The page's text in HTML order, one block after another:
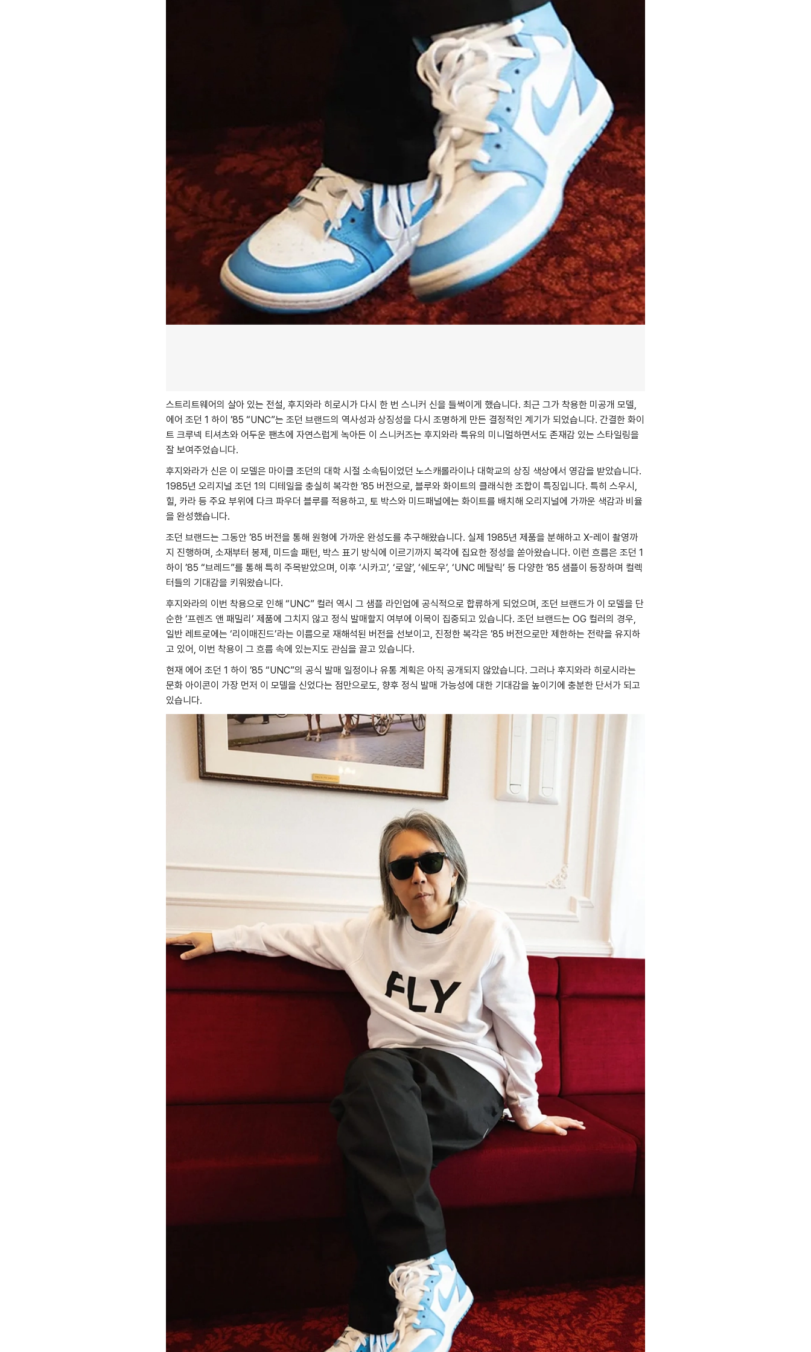
스트리트웨어의 살아 있는 전설, 후지와라 히로시가 다시 한 번 스니커 신을 들썩이게 했습니다. 최근 그가 착용한 미공개 모델,
에어 조던 1 하이 ’85 “UNC”는 조던 브랜드의 역사성과 상징성을 다시 조명하게 만든 결정적인 계기가 되었습니다. 간결한 화이
트 크루넥 티셔츠와 어두운 팬츠에 자연스럽게 녹아든 이 스니커즈는 후지와라 특유의 미니멀하면서도 존재감 있는 스타일링을
잘 보여주었습니다.
후지와라가 신은 이 모델은 마이클 조던의 대학 시절 소속팀이었던 노스캐롤라이나 대학교의 상징 색상에서 영감을 받았습니다.
1985년 오리지널 조던 1의 디테일을 충실히 복각한 ’85 버전으로, 블루와 화이트의 클래식한 조합이 특징입니다. 특히 스우시,
힐, 카라 등 주요 부위에 다크 파우더 블루를 적용하고, 토 박스와 미드패널에는 화이트를 배치해 오리지널에 가까운 색감과 비율
을 완성했습니다.
조던 브랜드는 그동안 ’85 버전을 통해 원형에 가까운 완성도를 추구해왔습니다. 실제 1985년 제품을 분해하고 X-레이 촬영까
지 진행하며, 소재부터 봉제, 미드솔 패턴, 박스 표기 방식에 이르기까지 복각에 집요한 정성을 쏟아왔습니다. 이런 흐름은 조던 1
하이 ’85 “브레드”를 통해 특히 주목받았으며, 이후 ‘시카고’, ‘로얄’, ‘쉐도우’, ‘UNC 메탈릭’ 등 다양한 ’85 샘플이 등장하며 컬렉
터들의 기대감을 키워왔습니다.
후지와라의 이번 착용으로 인해 “UNC” 컬러 역시 그 샘플 라인업에 공식적으로 합류하게 되었으며, 조던 브랜드가 이 모델을 단
순한 ‘프렌즈 앤 패밀리’ 제품에 그치지 않고 정식 발매할지 여부에 이목이 집중되고 있습니다. 조던 브랜드는 OG 컬러의 경우,
일반 레트로에는 ‘리이매진드’라는 이름으로 재해석된 버전을 선보이고, 진정한 복각은 ’85 버전으로만 제한하는 전략을 유지하
고 있어, 이번 착용이 그 흐름 속에 있는지도 관심을 끌고 있습니다.
현재 에어 조던 1 하이 ’85 “UNC”의 공식 발매 일정이나 유통 계획은 아직 공개되지 않았습니다. 그러나 후지와라 히로시라는
문화 아이콘이 가장 먼저 이 모델을 신었다는 점만으로도, 향후 정식 발매 가능성에 대한 기대감을 높이기에 충분한 단서가 되고
있습니다.